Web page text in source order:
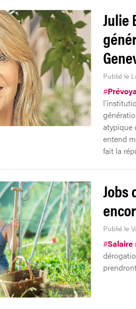
Julie
Publié le
#
atypique
entend
fait la
Jobs
Publié le
#Salaire